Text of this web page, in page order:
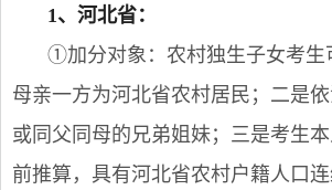
1、河北省：
①加分对象：农村独生子女考生
母亲一方为河北省农村居民；二是
或同父同母的兄弟姐妹；三是考生
前推算，具有河北省农村户籍人口